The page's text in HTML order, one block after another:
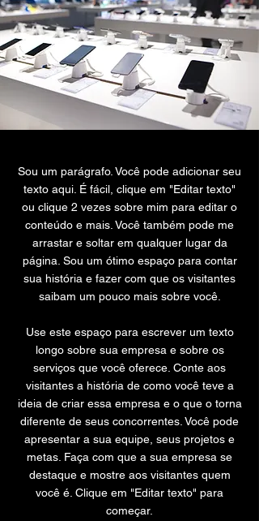
Sou um parágrafo. Você pode adicionar seu
texto aqui. É fácil, clique em "Editar texto"
ou clique 2 vezes sobre mim para editar o
conteúdo e mais. Você também pode me
arrastar e soltar em qualquer lugar da
página. Sou um ótimo espaço para contar
sua história e fazer com que os visitantes
saibam um pouco mais sobre você.
Use este espaço para escrever um texto
longo sobre sua empresa e sobre os
serviços que você oferece. Conte aos
visitantes a história de como você teve a
ideia de criar essa empresa e o que o torna
diferente de seus concorrentes. Você pode
apresentar a sua equipe, seus projetos e
metas. Faça com que a sua empresa se
destaque e mostre aos visitantes quem
você é. Clique em "Editar texto" para
começar.